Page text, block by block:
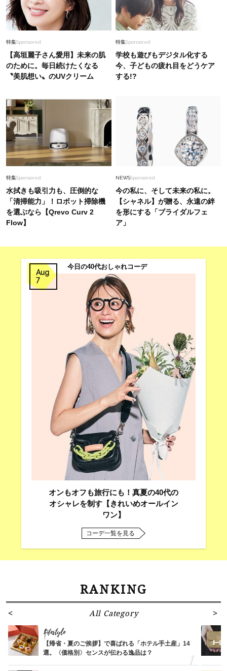
特集Sponsored
【高垣麗子さん愛用】未来の肌
のために。毎日続けたくなる
〝美肌想い〟のUVクリーム
特集Sponsored
学校も遊びもデジタル化する
今、子どもの疲れ目をどうケア
する!?
特集Sponsored
水拭きも吸引力も、圧倒的な
「清掃能力」！ロボット掃除機
を選ぶなら【Qrevo Curv 2
Flow】
NEWSSponsored
今の私に、そして未来の私に。
【シャネル】が贈る、永遠の絆
を形にする「ブライダルフェ
ア」
Aug
7
今日の40代おしゃれコーデ
オンもオフも旅行にも！真夏の40代の
オシャレを制す【きれいめオールイン
ワン】
コーデ一覧を見る
RANKING
All Category
Lifestyle
【帰省・夏のご挨拶】で喜ばれる「ホテル手土産」14
選。〈価格別〉センスが伝わる逸品は？